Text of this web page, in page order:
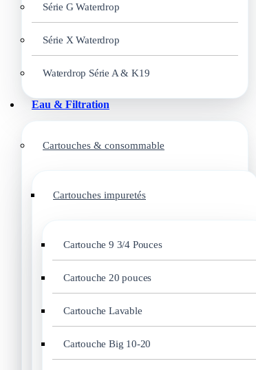
Série G Waterdrop
Série X Waterdrop
Waterdrop Série A & K19
Eau & Filtration
Cartouches & consommable
Cartouches impuretés
Cartouche 9 3/4 Pouces
Cartouche 20 pouces
Cartouche Lavable
Cartouche Big 10-20